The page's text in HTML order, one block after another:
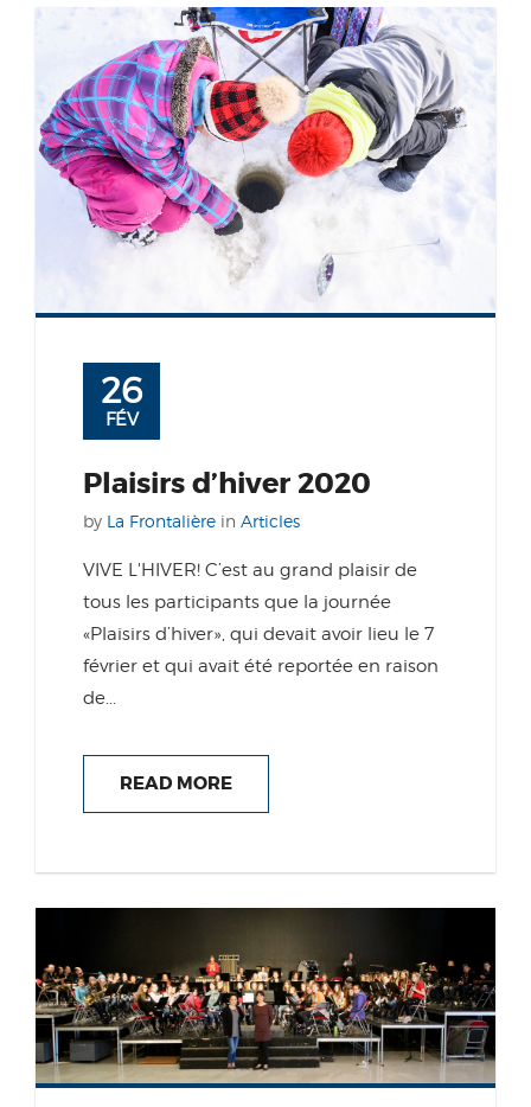
26
FÉV
Plaisirs d’hiver 2020
by La Frontalière in Articles
VIVE L'HIVER! C’est au grand plaisir de
tous les participants que la journée
«Plaisirs d’hiver», qui devait avoir lieu le 7
février et qui avait été reportée en raison
de...
READ MORE